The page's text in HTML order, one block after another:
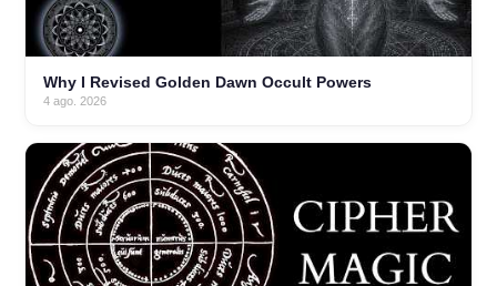
Why I Revised Golden Dawn Occult Powers
4 ago. 2026